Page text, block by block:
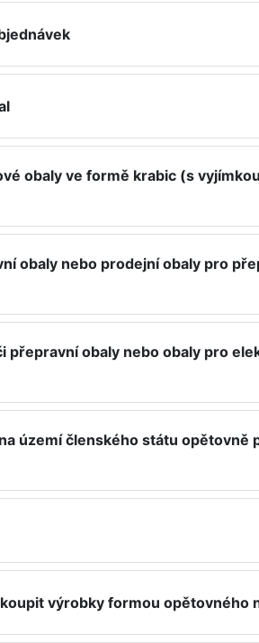
obaly ve formě krabic (s
obaly nebo prodejní obaly pro
přepravní obaly nebo obaly pro
území členského státu opětovně
výrobky formou opětovného